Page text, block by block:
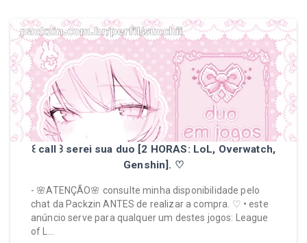
꒰ call ꒱ serei sua duo [2 HORAS: LoL, Overwatch,
Genshin]. ♡
- 🌸ATENÇÃO🌸 consulte minha disponibilidade pelo
chat da Packzin ANTES de realizar a compra. ♡ • este
anúncio serve para qualquer um destes jogos: League
of L…